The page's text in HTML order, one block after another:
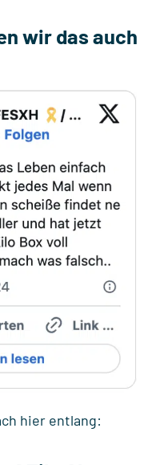
wir das auch
hier entlang: